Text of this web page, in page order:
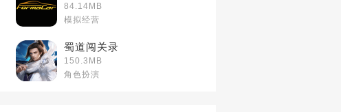
84.14MB
模拟经营
蜀道闯关录
150.3MB
角色扮演